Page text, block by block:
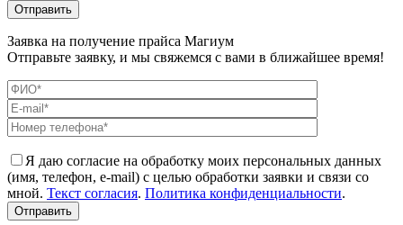
Заявка на получение прайса Магиум
Отправьте заявку, и мы свяжемся с вами в ближайшее время!
Я даю согласие на обработку моих персональных данных
(имя, телефон, e-mail) с целью обработки заявки и связи со
мной. Текст согласия. Политика конфиденциальности.